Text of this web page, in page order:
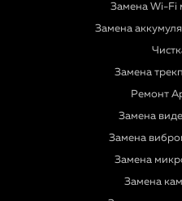
Замена Wi-Fi
Замена
Замена
Ремонт
Замена
Замена
Замена
Замена